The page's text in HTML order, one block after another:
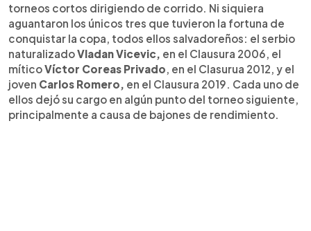
torneos cortos dirigiendo de corrido. Ni siquiera
aguantaron los únicos tres que tuvieron la fortuna de
conquistar la copa, todos ellos salvadoreños: el serbio
naturalizadoVladan Vicevic, en el Clausura 2006, el
míticoVíctor Coreas Privado , en el Clasurua 2012, y el
joven Carlos Romero, en el Clausura 2019. Cada uno de
ellos dejó su cargo en algún punto del torneo siguiente,
principalmente a causa de bajones de rendimiento.